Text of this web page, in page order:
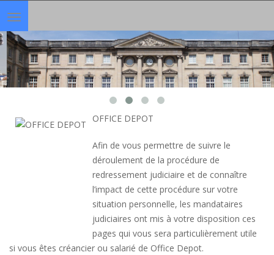
Toggle
navigation
OFFICE DEPOT
Afin de vous permettre de suivre le
déroulement de la procédure de
redressement judiciaire et de connaître
l’impact de cette procédure sur votre
situation personnelle, les mandataires
judiciaires ont mis à votre disposition ces
pages qui vous sera particulièrement utile
si vous êtes créancier ou salarié de Office Depot.